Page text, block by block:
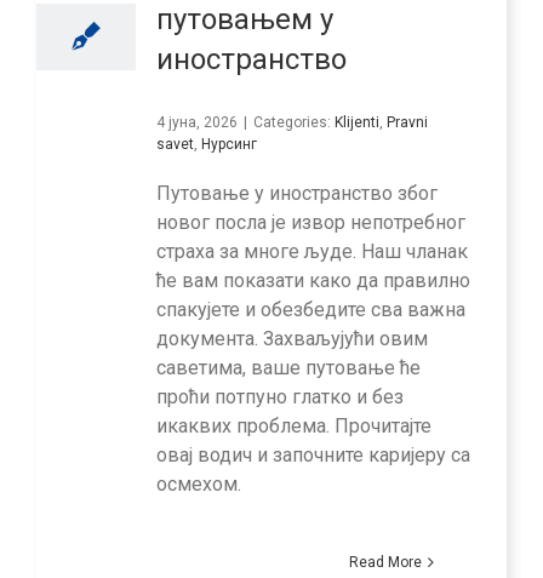
путовањем у
иностранство
4 јуна, 2026 Categories: Klijenti, Pravni
savet, Нурсинг
Путовање у иностранство због
новог посла је извор непотребног
страха за многе људе. Наш чланак
ће вам показати како да правилно
спакујете и обезбедите сва важна
документа. Захваљујући овим
саветима, ваше путовање ће
проћи потпуно глатко и без
икаквих проблема. Прочитајте
овај водич и започните каријеру са
осмехом.
Read More